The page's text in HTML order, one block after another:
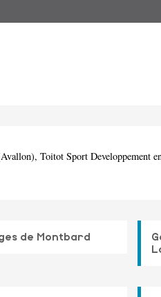
Toitot Sport Developpement
de Montbard